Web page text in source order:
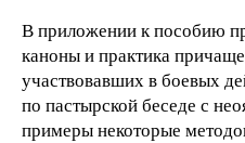
В приложении к пособию
каноны и практика
участвовавших в боевых
по пастырской беседе с
примеры некоторые